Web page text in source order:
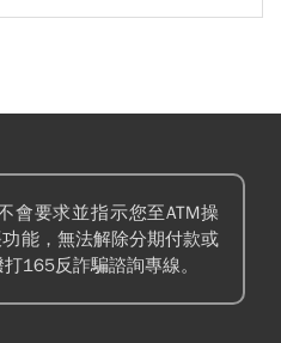
會要求並指示您至ATM操
能，無法解除分期付款或
165反詐騙諮詢專線。